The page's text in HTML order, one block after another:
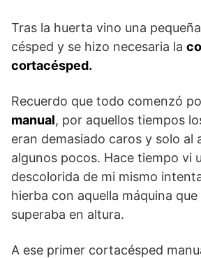
Tras la huerta vino una
césped y se hizo necesaria la
cortacésped.
Recuerdo que todo comenzó
manual, por aquellos tiempos
eran demasiado caros y solo al
algunos pocos. Hace tiempo vi
descolorida de mi mismo
hierba con aquella máquina que
superaba en altura.
A ese primer cortacésped